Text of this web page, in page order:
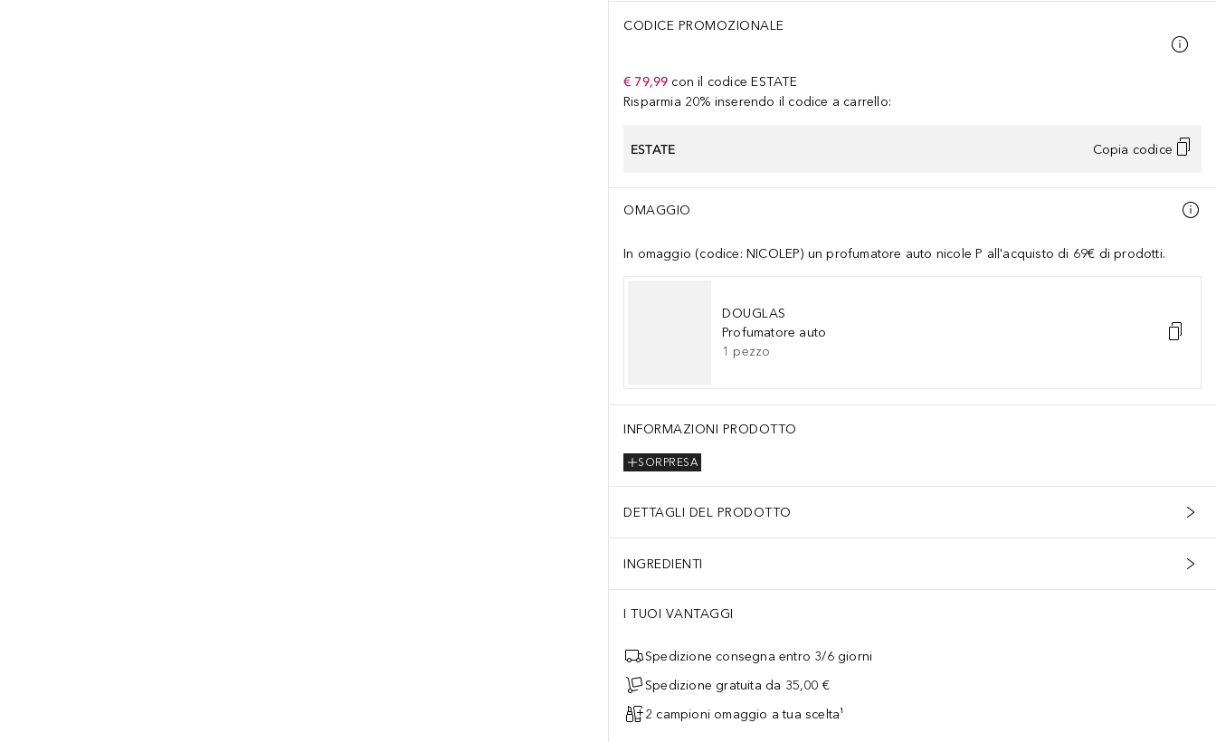
CODICE PROMOZIONALE
€ 79,99 con il codice ESTATE
Risparmia 20% inserendo il codice a carrello:
ESTATE Copia codice
OMAGGIO
In omaggio (codice: NICOLEP) un profumatore auto nicole P all'acquisto di 69€ di prodotti.
DOUGLAS
Profumatore auto
1 pezzo
INFORMAZIONI PRODOTTO
SORPRESA
DETTAGLI DEL PRODOTTO
INGREDIENTI
I TUOI VANTAGGI
Spedizione consegna entro 3/6 giorni
Spedizione gratuita da 35,00 €
2 campioni omaggio a tua scelta¹